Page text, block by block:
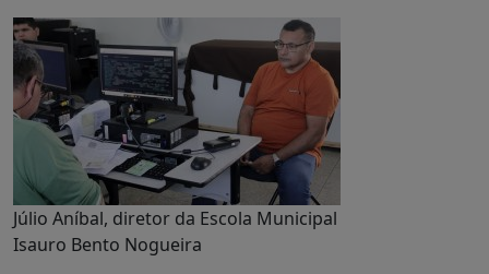
Júlio Aníbal, diretor da Escola Municipal
Isauro Bento Nogueira